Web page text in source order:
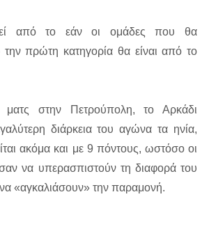
από το εάν οι ομάδες που θα
πρώτη κατηγορία θα είναι από το
στην Πετρούπολη, το Αρκάδι
διάρκεια του αγώνα τα ηνία,
ακόμα και με 9 πόντους, ωστόσο οι
να υπερασπιστούν τη διαφορά του
«αγκαλιάσουν» την παραμονή.